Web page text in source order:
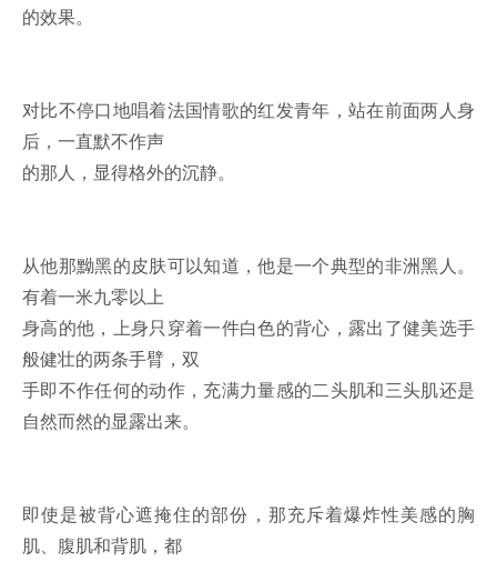
的效果。
对比不停口地唱着法国情歌的红发青年，站在前面两人身
后，一直默不作声
的那人，显得格外的沉静。
从他那黝黑的皮肤可以知道，他是一个典型的非洲黑人。
有着一米九零以上
身高的他，上身只穿着一件白色的背心，露出了健美选手
般健壮的两条手臂，双
手即不作任何的动作，充满力量感的二头肌和三头肌还是
自然而然的显露出来。
即使是被背心遮掩住的部份，那充斥着爆炸性美感的胸
肌、腹肌和背肌，都